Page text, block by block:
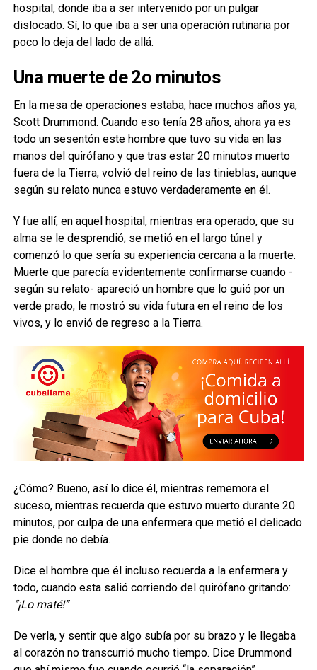
hospital, donde iba a ser intervenido por un pulgar
dislocado. Sí, lo que iba a ser una operación rutinaria por
poco lo deja del lado de allá.
Una muerte de 2o minutos
En la mesa de operaciones estaba, hace muchos años ya,
Scott Drummond. Cuando eso tenía 28 años, ahora ya es
todo un sesentón este hombre que tuvo su vida en las
manos del quirófano y que tras estar 20 minutos muerto
fuera de la Tierra, volvió del reino de las tinieblas, aunque
según su relato nunca estuvo verdaderamente en él.
Y fue allí, en aquel hospital, mientras era operado, que su
alma se le desprendió; se metió en el largo túnel y
comenzó lo que sería su experiencia cercana a la muerte.
Muerte que parecía evidentemente confirmarse cuando -
según su relato- apareció un hombre que lo guió por un
verde prado, le mostró su vida futura en el reino de los
vivos, y lo envió de regreso a la Tierra.
¿Cómo? Bueno, así lo dice él, mientras rememora el
suceso, mientras recuerda que estuvo muerto durante 20
minutos, por culpa de una enfermera que metió el delicado
pie donde no debía.
Dice el hombre que él incluso recuerda a la enfermera y
todo, cuando esta salió corriendo del quirófano gritando:
“¡Lo maté!”
De verla, y sentir que algo subía por su brazo y le llegaba
al corazón no transcurrió mucho tiempo. Dice Drummond